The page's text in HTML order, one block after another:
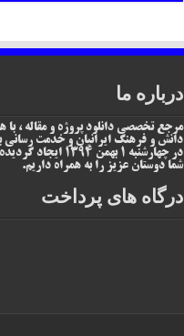
درباره ما
مرجع تخصصی دانلود پروژه و مقاله ، با
دانش و فرهنگ ایرانیان و خدمت رسانی
در چهارشنبه 1 بهمن
شما دوستان عزیز را به همراه داریم.
درگاه های پرداخت